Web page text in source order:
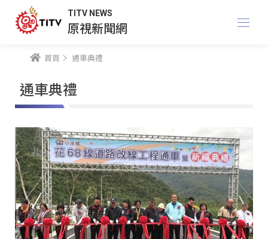
TITV NEWS
原視新聞網
首頁 通車典禮
通車典禮